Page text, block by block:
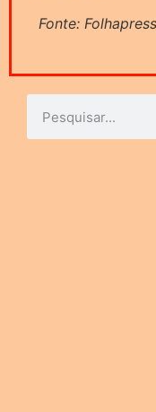
Fonte: Folhapress